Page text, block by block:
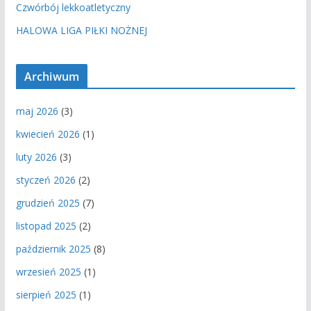
Czwórbój lekkoatletyczny
HALOWA LIGA PIŁKI NOŻNEJ
Archiwum
maj 2026 (3)
kwiecień 2026 (1)
luty 2026 (3)
styczeń 2026 (2)
grudzień 2025 (7)
listopad 2025 (2)
październik 2025 (8)
wrzesień 2025 (1)
sierpień 2025 (1)